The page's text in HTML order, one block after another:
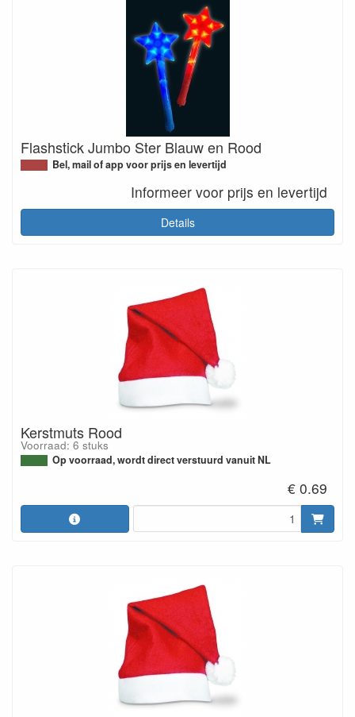
Flashstick Jumbo Ster Blauw en Rood
Bel, mail of app voor prijs en levertijd
Informeer voor prijs en levertijd
Details
Kerstmuts Rood
Voorraad: 6 stuks
Op voorraad, wordt direct verstuurd vanuit NL
€ 0.69